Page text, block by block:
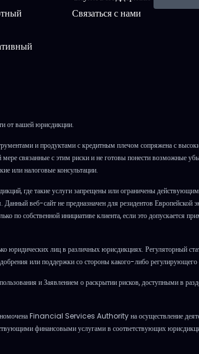
Связаться с нами
от вашей юрисдикции.
и продуктами с кредитным плечом сопряжена с
связанные с этим риски и не готовы понести возможные
или налоговые консультации.
где такие услуги запрещены или ограничены
веб-сайт не предназначен для резидентов
по собственной инициативе клиента, если это допускается
юридических лиц в различных юрисдикциях. Регуляторный
или поддержки со стороны какого-либо регулирующего
и Заявлением о раскрытии рисков, доступными в
Financial Services Authority на осуществление
финансовыми услугами в соответствующих